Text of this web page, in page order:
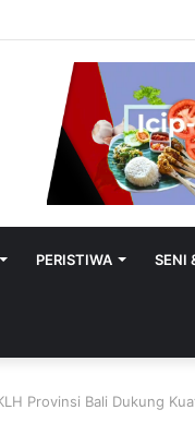
PERISTIWA SENI
Provinsi Bali Dukung